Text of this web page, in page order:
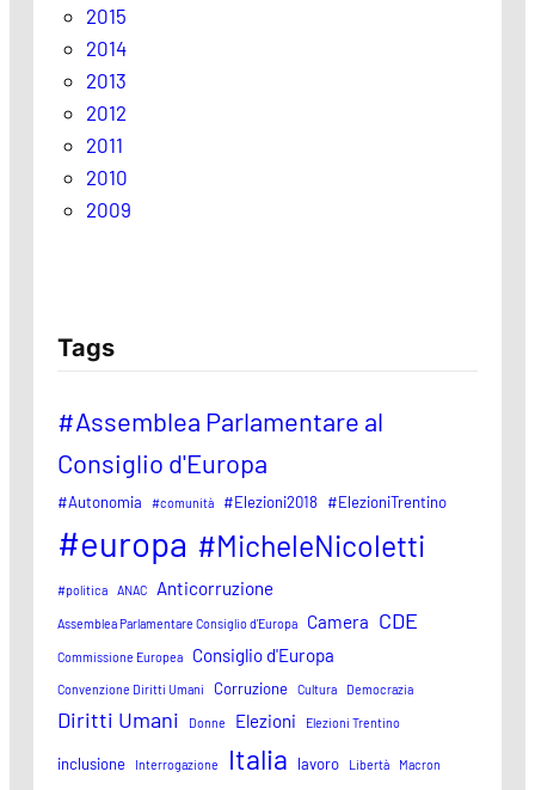
2015
2014
2013
2012
2011
2010
2009
Tags
#Assemblea Parlamentare al
Consiglio d'Europa
#Autonomia #comunità #Elezioni2018 #ElezioniTrentino
#europa #MicheleNicoletti
#politica ANAC Anticorruzione
Assemblea Parlamentare Consiglio d'Europa Camera CDE
Commissione Europea Consiglio d'Europa
Convenzione Diritti Umani Corruzione Cultura Democrazia
Diritti Umani Donne Elezioni Elezioni Trentino
inclusione Interrogazione Italia lavoro Libertà Macron